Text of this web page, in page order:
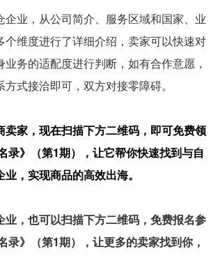
企业，从公司简介、服务区域和国家、业
个维度进行了详细介绍，卖家可以快速对
务的适配度进行判断，如有合作意愿，
式接洽即可，双方对接零障碍。
卖家，现在扫描下方二维码，即可免费领
录》（第1期），让它帮你快速找到与自
，实现商品的高效出海。
业，也可以扫描下方二维码，免费报名参
录》（第1期），让更多的卖家找到你，